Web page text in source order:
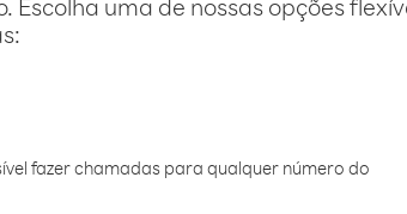
uma de nossas opções
fazer chamadas para qualquer número do